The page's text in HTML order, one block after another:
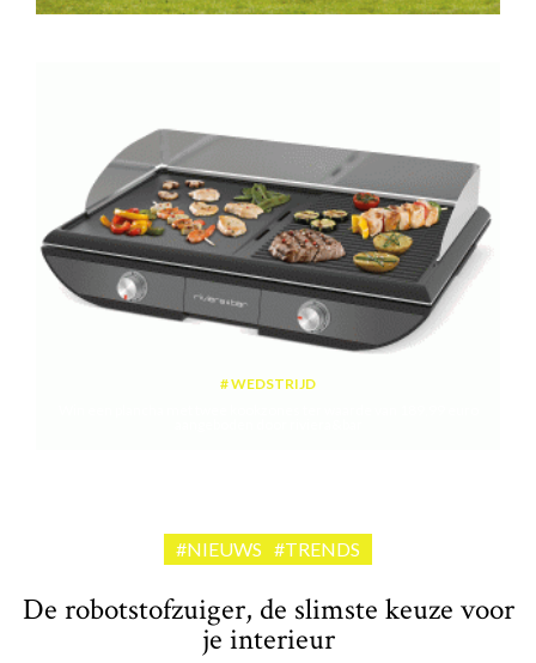
WEDSTRIJD
#NIEUWS #TRENDS
De robotstofzuiger, de slimste keuze voor
je interieur